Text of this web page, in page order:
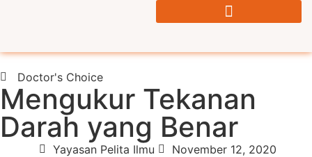
Doctor's Choice
Mengukur Tekanan
Darah yang Benar
Yayasan Pelita Ilmu
November 12, 2020